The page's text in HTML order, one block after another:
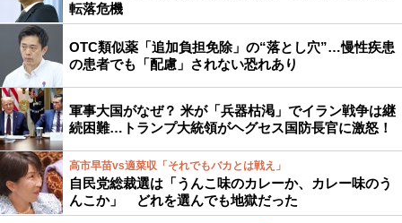
転落危機
OTC類似薬「追加負担免除」の“落とし穴”…慢性疾患
の患者でも「配慮」されない恐れあり
軍事大国がなぜ？ 米が「兵器枯渇」でイラン戦争は継
続困難…トランプ大統領がヘグセス国防長官に激怒！
高市早苗vs適菜収「それでもバカとは戦え」
自民党総裁選は「うんこ味のカレーか、カレー味のう
んこか」 どれを選んでも地獄だった